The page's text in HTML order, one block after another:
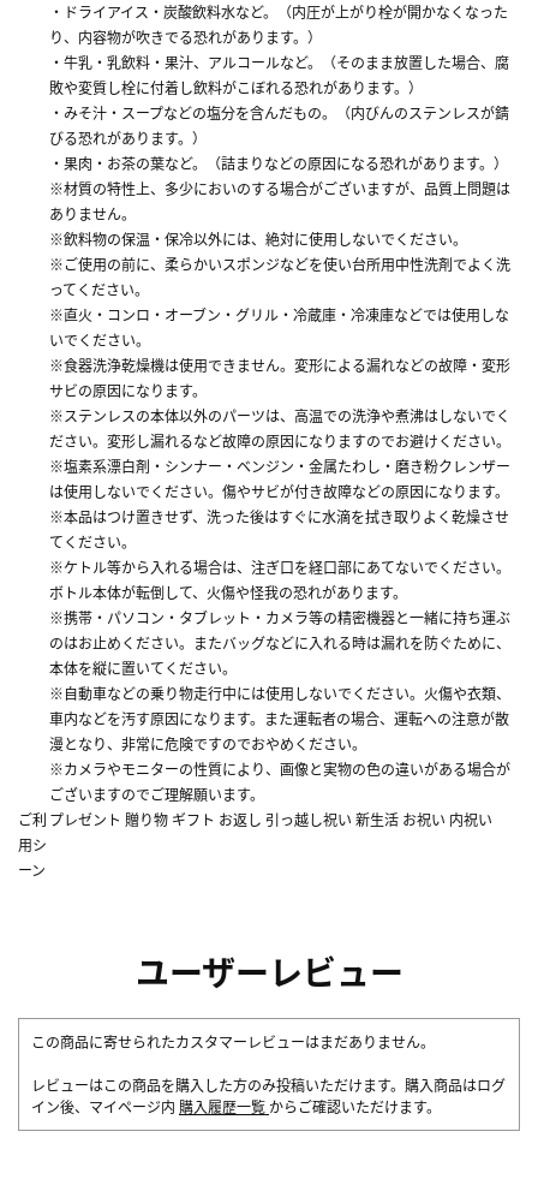
・ドライアイス・炭酸飲料水など。（内圧が上がり栓が開かなくなった
り、内容物が吹きでる恐れがあります。）
・牛乳・乳飲料・果汁、アルコールなど。（そのまま放置した場合、腐
敗や変質し栓に付着し飲料がこぼれる恐れがあります。）
・みそ汁・スープなどの塩分を含んだもの。（内びんのステンレスが錆
びる恐れがあります。）
・果肉・お茶の葉など。（詰まりなどの原因になる恐れがあります。）
※材質の特性上、多少においのする場合がございますが、品質上問題は
ありません。
※飲料物の保温・保冷以外には、絶対に使用しないでください。
※ご使用の前に、柔らかいスポンジなどを使い台所用中性洗剤でよく洗
ってください。
※直火・コンロ・オーブン・グリル・冷蔵庫・冷凍庫などでは使用しな
いでください。
※食器洗浄乾燥機は使用できません。変形による漏れなどの故障・変形
サビの原因になります。
※ステンレスの本体以外のパーツは、高温での洗浄や煮沸はしないでく
ださい。変形し漏れるなど故障の原因になりますのでお避けください。
※塩素系漂白剤・シンナー・ベンジン・金属たわし・磨き粉クレンザー
は使用しないでください。傷やサビが付き故障などの原因になります。
※本品はつけ置きせず、洗った後はすぐに水滴を拭き取りよく乾燥させ
てください。
※ケトル等から入れる場合は、注ぎ口を経口部にあてないでください。
ボトル本体が転倒して、火傷や怪我の恐れがあります。
※携帯・パソコン・タブレット・カメラ等の精密機器と一緒に持ち運ぶ
のはお止めください。またバッグなどに入れる時は漏れを防ぐために、
本体を縦に置いてください。
※自動車などの乗り物走行中には使用しないでください。火傷や衣類、
車内などを汚す原因になります。また運転者の場合、運転への注意が散
漫となり、非常に危険ですのでおやめください。
※カメラやモニターの性質により、画像と実物の色の違いがある場合が
ございますのでご理解願います。
ご利
用シ
ーン
プレゼント 贈り物 ギフト お返し 引っ越し祝い 新生活 お祝い 内祝い
ユーザーレビュー
この商品に寄せられたカスタマーレビューはまだありません。
レビューはこの商品を購入した方のみ投稿いただけます。購入商品はログ
イン後、マイページ内 購入履歴一覧 からご確認いただけます。